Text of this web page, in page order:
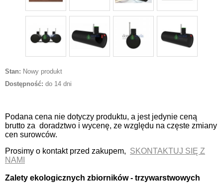
Stan: Nowy produkt
Dostępność: do 14 dni
Podana cena nie dotyczy produktu, a jest jedynie ceną
brutto za doradztwo i wycenę, ze względu na częste zmiany
cen surowców.
Prosimy o kontakt przed zakupem, SKONTAKTUJ SIĘ Z
NAMI
Zalety ekologicznych zbiorników - trzywarstwowych